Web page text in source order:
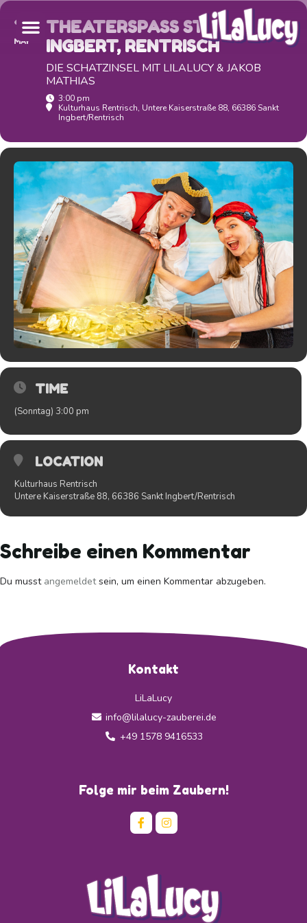
12
MAY
THEATERSPASS ST. I
NGBERT, RENTRISCH
DIE SCHATZINSEL MIT LILALUCY & JAKOB
MATHIAS
3:00 pm
Kulturhaus Rentrisch, Untere Kaiserstraße 88, 66386 Sankt
Ingbert/Rentrisch
TIME
(Sonntag) 3:00 pm
LOCATION
Kulturhaus Rentrisch
Untere Kaiserstraße 88, 66386 Sankt Ingbert/Rentrisch
Schreibe einen Kommentar
Du musst angemeldetsein, um einen Kommentar abzugeben.
Kontakt
LiLaLucy
info@lilalucy-zauberei.de
+49 1578 9416533
Folge mir beim Zaubern!